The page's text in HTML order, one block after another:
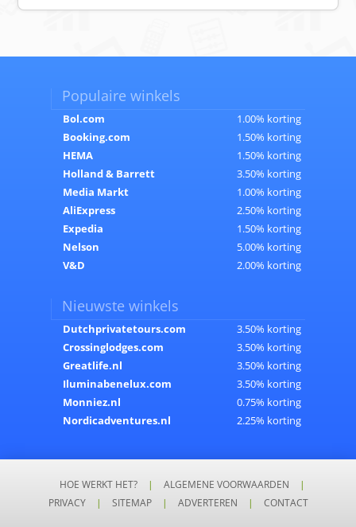
Populaire winkels
Bol.com
1.00% korting
Booking.com
1.50% korting
HEMA
1.50% korting
Holland & Barrett
3.50% korting
Media Markt
1.00% korting
AliExpress
2.50% korting
Expedia
1.50% korting
Nelson
5.00% korting
V&D
2.00% korting
Nieuwste winkels
Dutchprivatetours.com
3.50% korting
Crossinglodges.com
3.50% korting
Greatlife.nl
3.50% korting
Iluminabenelux.com
3.50% korting
Monniez.nl
0.75% korting
Nordicadventures.nl
2.25% korting
HOE WERKT HET? | ALGEMENE VOORWAARDEN
|
PRIVACY
| SITEMAP | ADVERTEREN | CONTACT